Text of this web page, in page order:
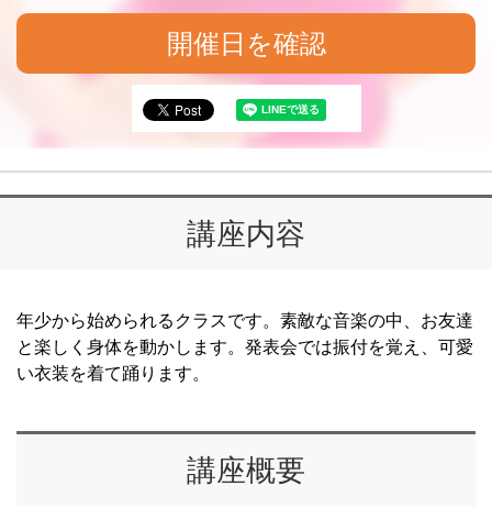
開催日を確認
講座内容
年少から始められるクラスです。素敵な音楽の中、お友達
と楽しく身体を動かします。発表会では振付を覚え、可愛
い衣装を着て踊ります。
講座概要